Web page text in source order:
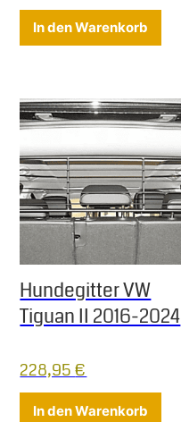
In den Warenkorb
Hundegitter VW
Tiguan II 2016-2024
228,95€
In den Warenkorb